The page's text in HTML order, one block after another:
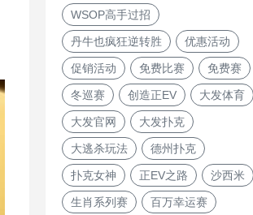
WSOP高手过招
丹牛也疯狂逆转胜 优惠活动
促销活动 免费比赛 免费赛
冬巡赛 创造正EV 大发体育
大发官网 大发扑克
大逃杀玩法 德州扑克
扑克女神 正EV之路 沙西米
生肖系列赛 百万幸运赛